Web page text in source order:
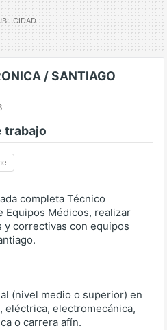
/ SANTIAGO
trabajo
completa Técnico
Equipos Médicos, realizar
y correctivas con equipos
(nivel medio o superior) en
eléctrica, electromecánica,
o carrera afín.